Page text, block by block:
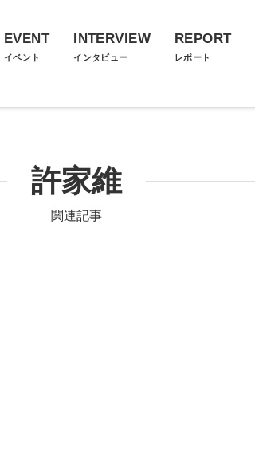
EVENT
イベント
INTERVIEW
インタビュー
REPORT
レポート
許家維
関連記事